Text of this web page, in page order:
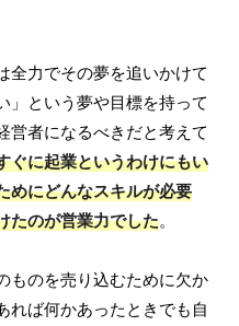
全力でその夢を追いかけて
」という夢や目標を持って
営者になるべきだと考えて
ぐに起業というわけにもい
めにどんなスキルが必要
たのが営業力でした。
ものを売り込むために欠か
れば何かあったときでも自